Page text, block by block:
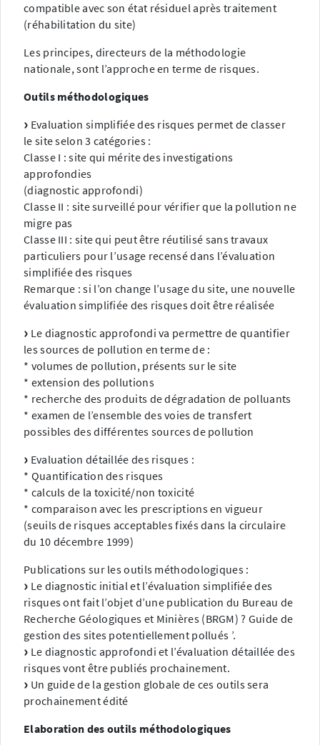
compatible avec son état résiduel après traitement
(réhabilitation du site)
Les principes, directeurs de la méthodologie
nationale, sont l’approche en terme de risques.
Outils méthodologiques
Evaluation simplifiée des risques permet de classer
le site selon 3 catégories :
Classe I : site qui mérite des investigations
approfondies
(diagnostic approfondi)
Classe II : site surveillé pour vérifier que la pollution ne
migre pas
Classe III : site qui peut être réutilisé sans travaux
particuliers pour l’usage recensé dans l’évaluation
simplifiée des risques
Remarque : si l’on change l’usage du site, une nouvelle
évaluation simplifiée des risques doit être réalisée
Le diagnostic approfondi va permettre de quantifier
les sources de pollution en terme de :
* volumes de pollution, présents sur le site
* extension des pollutions
* recherche des produits de dégradation de polluants
* examen de l’ensemble des voies de transfert
possibles des différentes sources de pollution
Evaluation détaillée des risques :
* Quantification des risques
* calculs de la toxicité/non toxicité
* comparaison avec les prescriptions en vigueur
(seuils de risques acceptables fixés dans la circulaire
du 10 décembre 1999)
Publications sur les outils méthodologiques :
Le diagnostic initial et l’évaluation simplifiée des
risques ont fait l’objet d’une publication du Bureau de
Recherche Géologiques et Minières (BRGM) ? Guide de
gestion des sites potentiellement pollués ’.
Le diagnostic approfondi et l’évaluation détaillée des
risques vont être publiés prochainement.
Un guide de la gestion globale de ces outils sera
prochainement édité
Elaboration des outils méthodologiques